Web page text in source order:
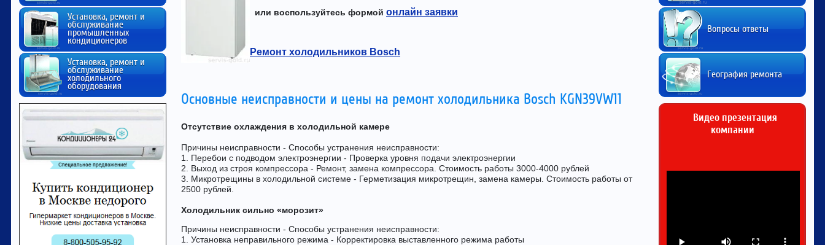
или воспользуйтесь формой онлайн заявки
Ремонт холодильников Bosch
Основные неисправности и цены на ремонт холодильника Bosch KGN39VW11
Отсутствие охлаждения в холодильной камере
Причины неисправности - Способы устранения неисправности:
1. Перебои с подводом электроэнергии - Проверка уровня подачи электроэнергии
2. Выход из строя компрессора - Ремонт, замена компрессора. Стоимость работы 3000-4000 рублей
3. Микротрещины в холодильной системе - Герметизация микротрещин, замена камеры. Стоимость работы от
2500 рублей.
Холодильник сильно «морозит»
Причины неисправности - Способы устранения неисправности:
1. Установка неправильного режима - Корректировка выставленного режима работы
Установка, ремонт и
обслуживание
промышленных
кондиционеров
Установка, ремонт и
обслуживание
холодильного
оборудования
Вопросы ответы
География ремонта
Видео презентация
компании